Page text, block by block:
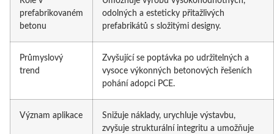
prefabrikovaném
betonu
odolných a esteticky přitažlivých
prefabrikátů s složitými designy.
Průmyslový
trend
Zvyšující se poptávka po udržitelných a
vysoce výkonných betonových řešeních
pohání adopci PCE.
Význam aplikace
Snižuje náklady, urychluje výstavbu,
zvyšuje strukturální integritu a umožňuje